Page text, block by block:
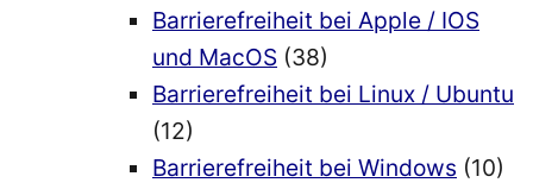
Barrierefreiheit bei Apple / IOS
und MacOS (38)
Barrierefreiheit bei Linux / Ubuntu
(12)
Barrierefreiheit bei Windows (10)